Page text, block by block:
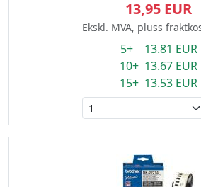
13,95 EUR
Ekskl. MVA, pluss
5+ 13.81 EUR
10+ 13.67 EUR
15+ 13.53 EUR